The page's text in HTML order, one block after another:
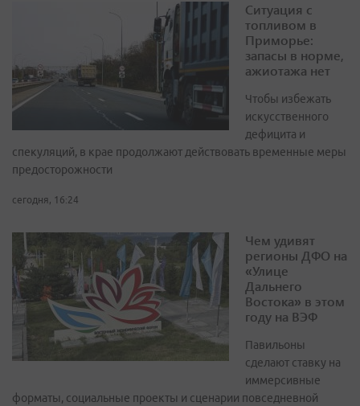
Ситуация с
топливом в
Приморье:
запасы в норме,
ажиотажа нет
Чтобы избежать
искусственного
дефицита и
спекуляций, в крае продолжают действовать временные меры
предосторожности
сегодня, 16:24
Чем удивят
регионы ДФО на
«Улице
Дальнего
Востока» в этом
году на ВЭФ
Павильоны
сделают ставку на
иммерсивные
форматы, социальные проекты и сценарии повседневной